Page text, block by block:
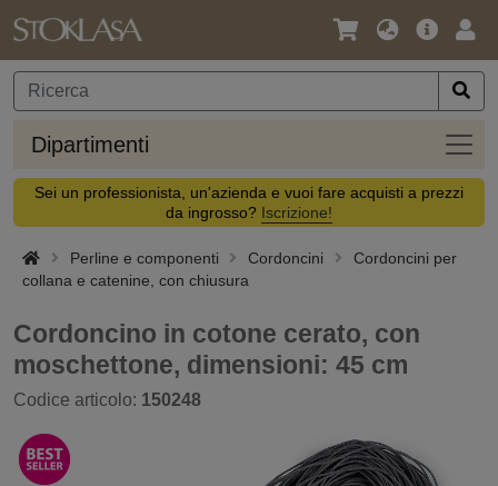
Lingua
Valuta
Offerta
Dipartimenti
Sei un professionista, un'azienda e vuoi fare acquisti a prezzi
da ingrosso? Iscrizione!
Perline e componenti Cordoncini
Cordoncini per
collana e catenine, con chiusura
Cordoncino in cotone cerato, con
moschettone, dimensioni: 45 cm
Codice articolo: 150248